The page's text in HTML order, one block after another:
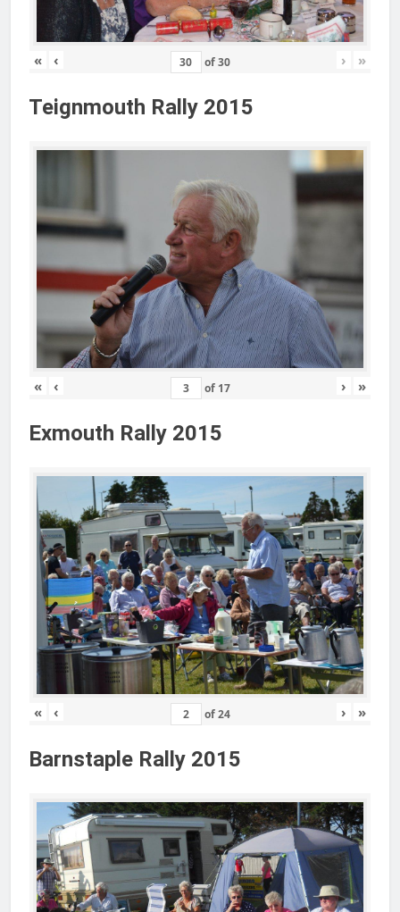
« ‹ of30 › »
Teignmouth Rally 2015
« ‹ of 17 › »
Exmouth Rally 2015
« ‹ of24 › »
Barnstaple Rally 2015